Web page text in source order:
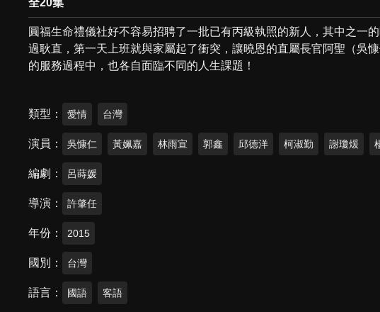
全20集
圓福生命禮儀社好不容易招聘了一批已有丙級執照的新人，其中之一
過耿直，第一天上班就與家屬起了衝突，讓曉恩的直屬長官阿聖（吳
的服務過程中，也各自面臨不同的人生課題！
類型 愛情 台灣
演員 吳慷仁 黃姵嘉 林雨宣 郭鑫 邱德洋 柯淑勤 謝瓊煖
編劇 呂蒔媛
導演 許肇任
年份 2015
國別 台灣
語言 國語 客語